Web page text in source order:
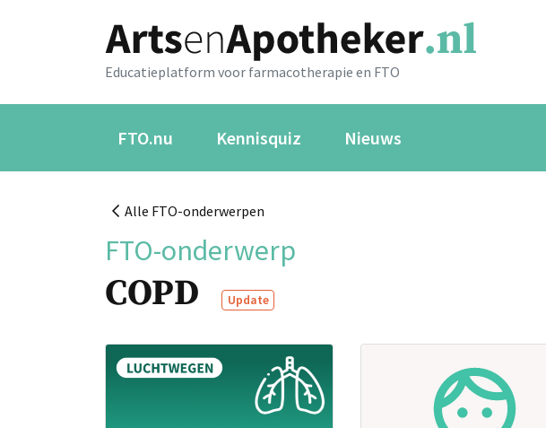
Educatieplatform voor farmacotherapie en FTO
FTO.nu Kennisquiz Nieuws
Alle FTO-onderwerpen
FTO-onderwerp
COPD Update